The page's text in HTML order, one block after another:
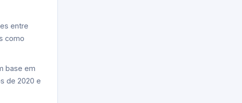
entre
como
base em
de 2020 e